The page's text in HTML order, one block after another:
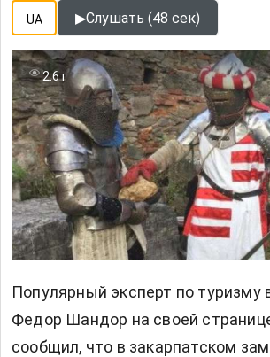
UA ▶Слушать (48 сек)
2.6т
Популярный эксперт по туризму
Федор Шандор на своей
сообщил, что в закарпатском